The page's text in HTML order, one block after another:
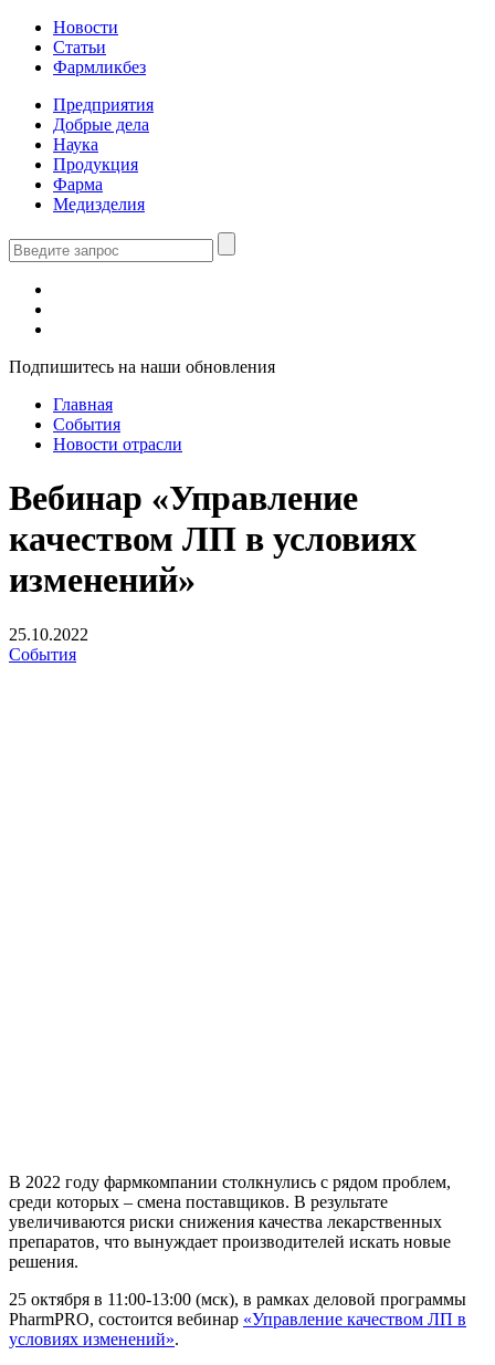
Новости
Статьи
Фармликбез
Предприятия
Добрые дела
Наука
Продукция
Фарма
Медизделия
Подпишитесь на наши обновления
Главная
События
Новости отрасли
Вебинар «Управление
качеством ЛП в условиях
изменений»
25.10.2022
События
В 2022 году фармкомпании столкнулись с рядом проблем,
среди которых – смена поставщиков. В результате
увеличиваются риски снижения качества лекарственных
препаратов, что вынуждает производителей искать новые
решения.
25 октября в 11:00-13:00 (мск), в рамках деловой программы
PharmPRO, состоится вебинар «Управление качеством ЛП в
условиях изменений».